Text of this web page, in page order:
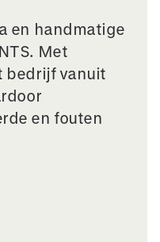
en handmatige
Met
bedrijf vanuit
en fouten